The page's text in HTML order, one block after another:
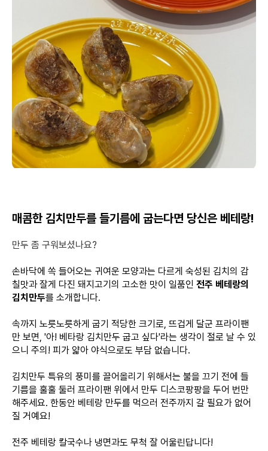
매콤한 김치만두를 들기름에 굽는다면 당신은 베테랑!
만두 좀 구워보셨나요?
손바닥에 쏙 들어오는 귀여운 모양과는 다르게 숙성된 김치의 감
칠맛과 잘게 다진 돼지고기의 고소한 맛이 일품인 전주 베테랑의
김치만두를 소개합니다.
속까지 노릇노릇하게 굽기 적당한 크기로, 뜨겁게 달군 프라이팬
만 보면, '아! 베타랑 김치만두 굽고 싶다'라는 생각이 절로 날 수 있
으니 주의! 피가 얇아 야식으로도 부담 없습니다.
김치만두 특유의 풍미를 끌어올리기 위해서는 불을 끄기 전에 들
기름을 훌훌 둘러 프라이팬 위에서 만두 디스코팡팡을 두어 번만
해주세요. 한동안 베테랑 만두를 먹으러 전주까지 갈 필요가 없어
질 거예요!
전주 베테랑 칼국수나 냉면과도 무척 잘 어울린답니다!